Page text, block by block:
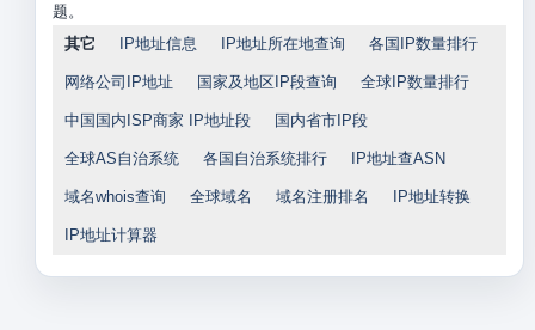
题。
其它
IP地址信息 IP地址所在地查询 各国IP数量排行
网络公司IP地址 国家及地区IP段查询 全球IP数量排行
中国国内ISP商家 IP地址段 国内省市IP段
全球AS自治系统 各国自治系统排行 IP地址查ASN
域名whois查询 全球域名 域名注册排名 IP地址转换
IP地址计算器